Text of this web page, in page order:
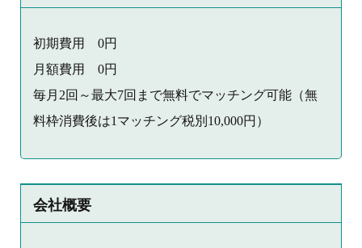
初期費用 0円
月額費用 0円
毎月2回～最大7回まで無料でマッチング可能（無
料枠消費後は1マッチング税別10,000円）
会社概要